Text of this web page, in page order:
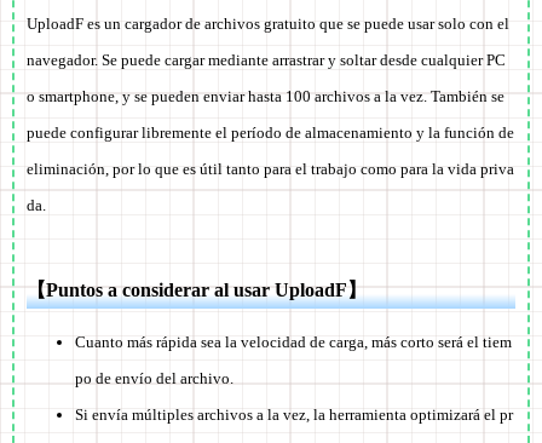
UploadF es un cargador de archivos gratuito que se puede usar solo con el
navegador. Se puede cargar mediante arrastrar y soltar desde cualquier PC
o smartphone, y se pueden enviar hasta 100 archivos a la vez. También se
puede configurar libremente el período de almacenamiento y la función de
eliminación, por lo que es útil tanto para el trabajo como para la vida priva
da.
【Puntos a considerar al usar UploadF】
Cuanto más rápida sea la velocidad de carga, más corto será el tiem
po de envío del archivo.
Si envía múltiples archivos a la vez, la herramienta optimizará el pr